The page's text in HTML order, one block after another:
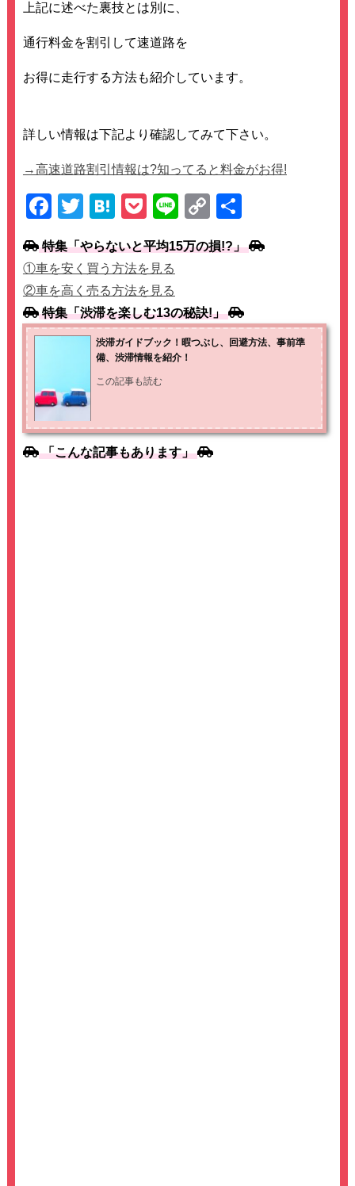
上記に述べた裏技とは別に、
通行料金を割引して速道路を
お得に走行する方法も紹介しています。
詳しい情報は下記より確認してみて下さい。
→高速道路割引情報は?知ってると料金がお得!
F
a
c
e
b
o
k
T
tt
er
H
e
n
a
P
o
ck
et
Li
e
C
o
p
Li
n
特集「やらないと平均15万の損!?」
①車を安く買う方法を見る
②車を高く売る方法を見る
特集「渋滞を楽しむ13の秘訣!」
渋滞ガイドブック！暇つぶし、回避方法、事前準
備、渋滞情報を紹介！
この記事も読む
「こんな記事もあります」